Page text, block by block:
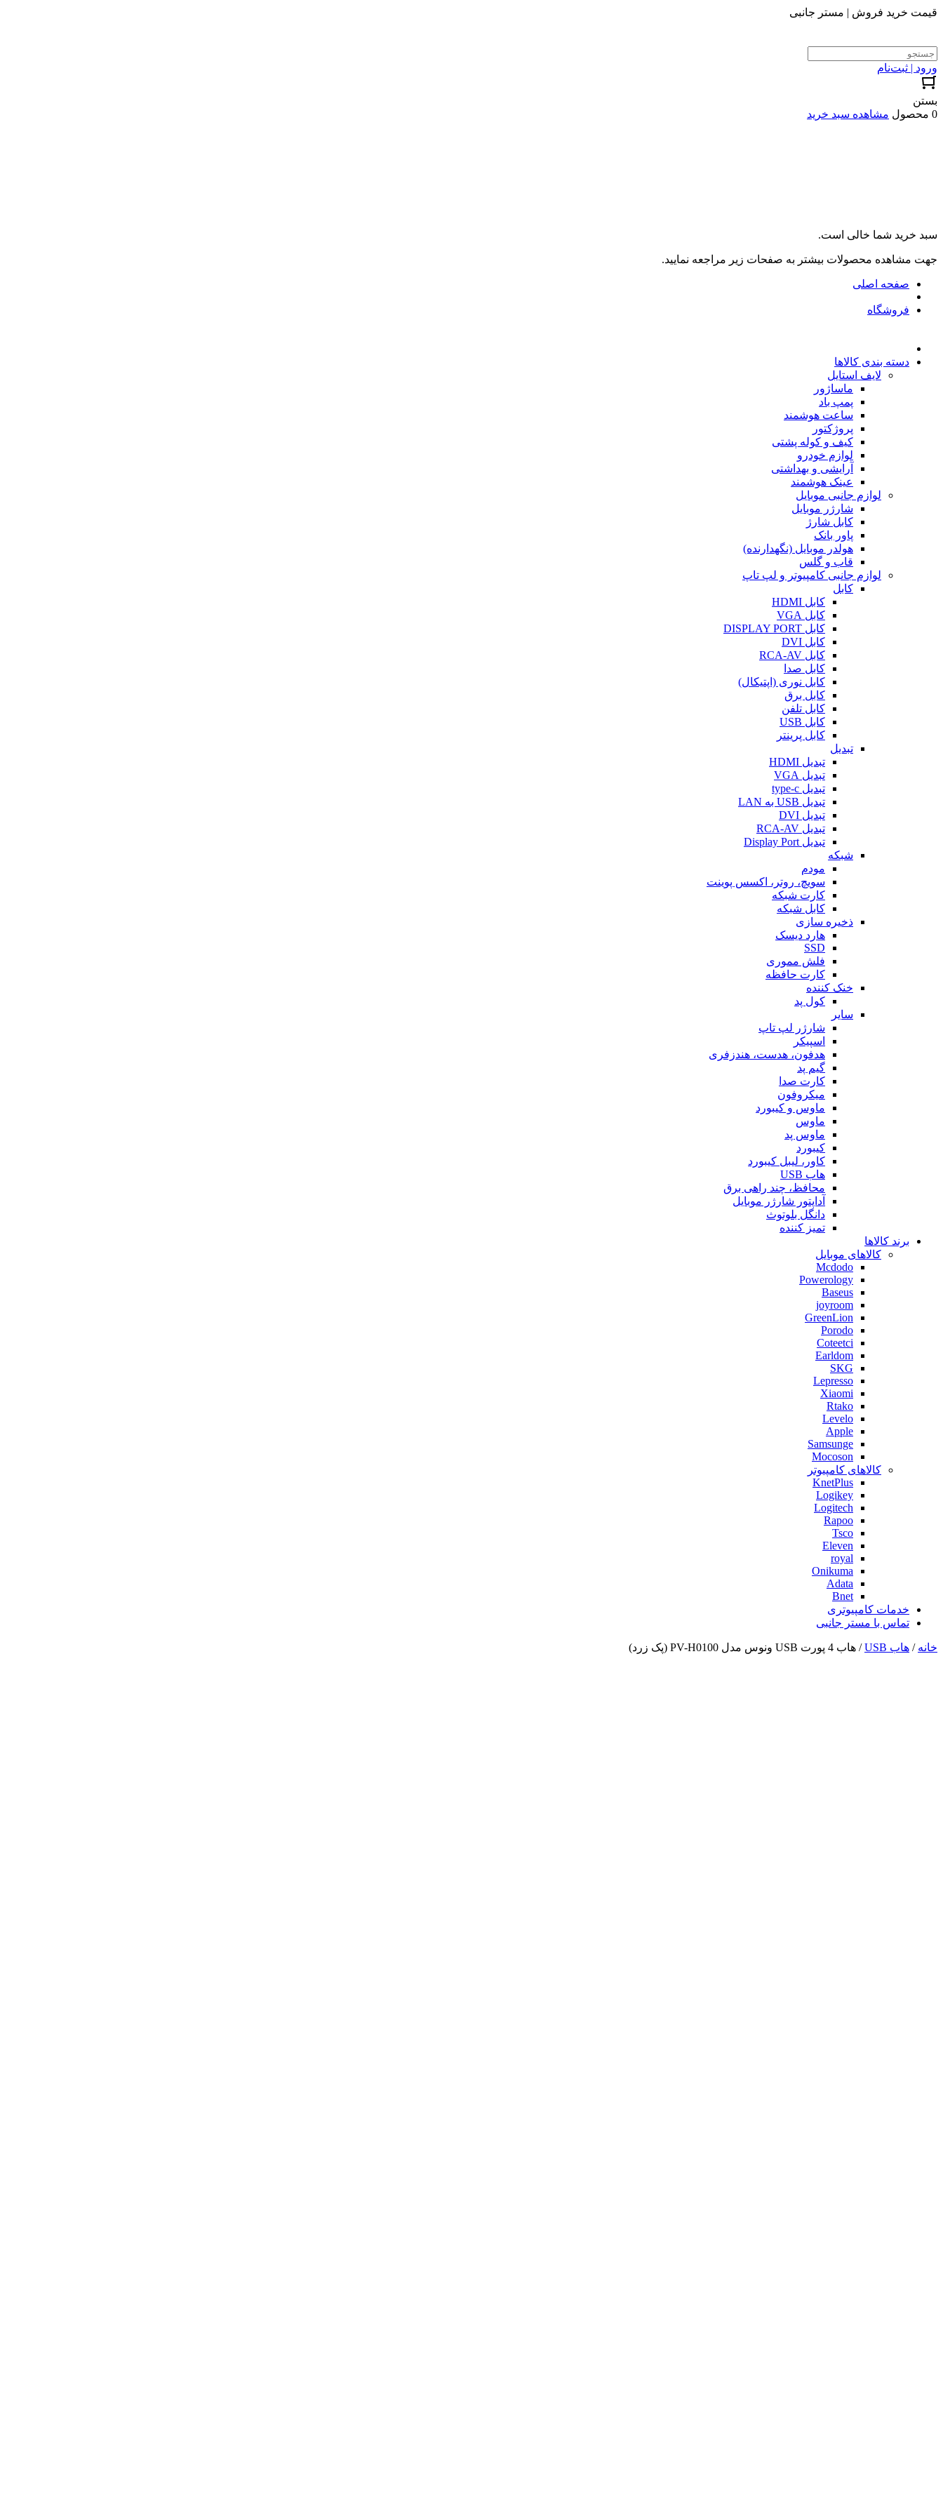
قیمت خرید فروش | مستر جانبی
ورود | ثبت‌نام
بستن
0 محصول
مشاهده سبد خرید
سبد خرید شما خالی است.
جهت مشاهده محصولات بیشتر به صفحات زیر مراجعه نمایید.
صفحه اصلی
فروشگاه
دسته بندی کالاها
لایف استایل
ماساژور
پمپ باد
ساعت هوشمند
پروژکتور
کیف و کوله پشتی
لوازم خودرو
آرایشی و بهداشتی
عینک هوشمند
لوازم جانبی موبایل
شارژر موبایل
کابل شارژ
پاور بانک
هولدر موبایل (نگهدارنده)
قاب و گلس
لوازم جانبی کامپیوتر و لپ تاپ
کابل
کابل HDMI
کابل VGA
کابل DISPLAY PORT
کابل DVI
کابل RCA-AV
کابل صدا
کابل نوری (اپتیکال)
کابل برق
کابل تلفن
کابل USB
کابل پرینتر
تبدیل
تبدیل HDMI
تبدیل VGA
تبدیل type-c
تبدیل USB به LAN
تبدیل DVI
تبدیل RCA-AV
تبدیل Display Port
شبکه
مودم
سویچ، روتر، اکسس پوینت
کارت شبکه
کابل شبکه
ذخیره سازی
هارد دیسک
SSD
فلش مموری
کارت حافظه
خنک کننده
کول پد
سایر
شارژر لپ تاپ
اسپیکر
هدفون، هدست، هندزفری
گیم پد
کارت صدا
میکروفون
ماوس و کیبورد
ماوس
ماوس پد
کیبورد
کاور، لیبل کیبورد
هاب USB
محافظ، چند راهی برق
آداپتور شارژر موبایل
دانگل بلوتوث
تمیز کننده
برند کالاها
کالاهای موبایل
Mcdodo
Powerology
Baseus
joyroom
GreenLion
Porodo
Coteetci
Earldom
SKG
Lepresso
Xiaomi
Rtako
Levelo
Apple
Samsunge
Mocoson
کالاهای کامپیوتر
KnetPlus
Logikey
Logitech
Rapoo
Tsco
Eleven
royal
Onikuma
Adata
Bnet
خدمات کامپیوتری
تماس با مستر جانبی
خانه / هاب USB / هاب 4 پورت USB ونوس مدل PV-H0100 (پک زرد)